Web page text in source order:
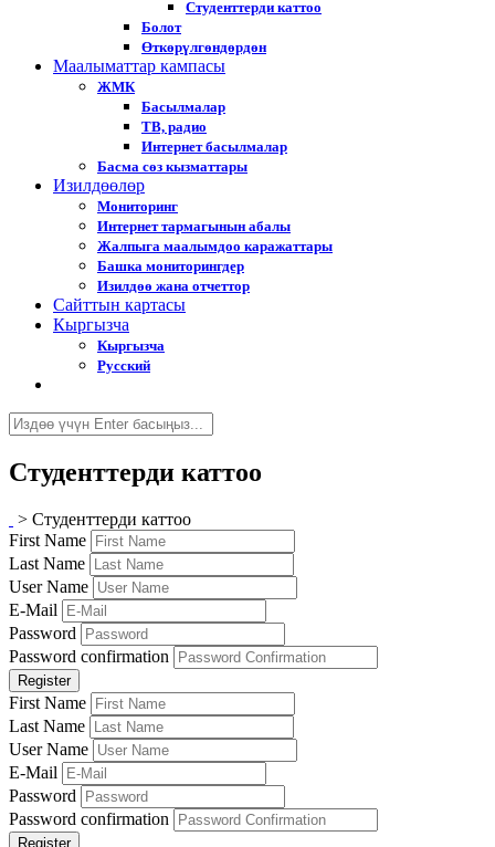
Студенттерди каттоо
Болот
Өткөрүлгөндөрдөн
Маалыматтар кампасы
ЖМК
Басылмалар
ТВ, радио
Интернет басылмалар
Басма сөз кызматтары
Изилдөөлөр
Мониторинг
Интернет тармагынын абалы
Жалпыга маалымдоо каражаттары
Башка мониторингдер
Изилдөө жана отчеттор
Cайттын картасы
Кыргызча
Кыргызча
Русский
Студенттерди каттоо
> Студенттерди каттоо
First Name
Last Name
User Name
E-Mail
Password
Password confirmation
Register
First Name
Last Name
User Name
E-Mail
Password
Password confirmation
Register